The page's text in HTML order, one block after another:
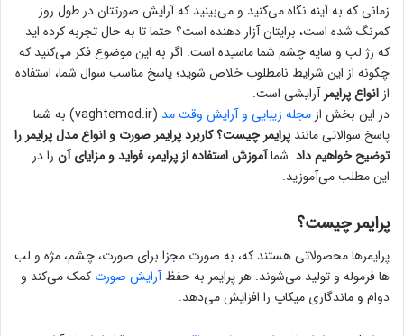
زمانی که به آینه نگاه می‌کنید و می‌بینید که آرایش صورتتان در طول روز
کمرنگ شده است، برایتان آزار دهنده است؟ حتما تا به حال تجربه کرده اید
که رژ لب و سایه چشم شما ماسیده است. اگر به این موضوع فکر می‌کنید که
چگونه از این شرایط نامطلوب خلاص شوید؛ پاسخ مناسب سوال شما، استفاده
از انواع پرایمرآرایشی است.
در این بخش از مجله زیبایی و آرایش وقت مد
(vaghtemod.ir) به شما
پاسخ سوالاتی مانند پرایمر چیست؟ کاربرد پرایمر صورت و انواع مدل پرایمر را
توضیح خواهیم داد. شماآموزش استفاده از پرایمر، فواید و مزایای آن را در
این مطلب می‌آموزید.
پرایمر چیست؟
پرایمرها محصولاتی هستند که، به صورت مجزا برای صورت، چشم، مژه و لب
ها فرموله و تولید می‌شوند. هر پرایمر به حفظآرایش صورت کمک می‌کند و
دوام و ماندگاری میکاپ را افزایش می‌دهد.